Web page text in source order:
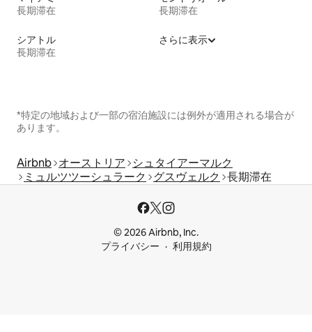
長期滞在
長期滞在
シアトル
長期滞在
さらに表示
*特定の地域および一部の宿泊施設には例外が適用される場合が
あります。
Airbnb オーストリア
シュタイアーマルク
ミュルツツーシュラーク
グスヴェルク 長期滞在
© 2026 Airbnb, Inc.
プライバシー
利用規約